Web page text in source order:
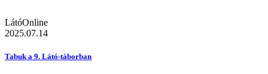
LátóOnline
2025.07.14
Tabuk a 9. Látó-táborban